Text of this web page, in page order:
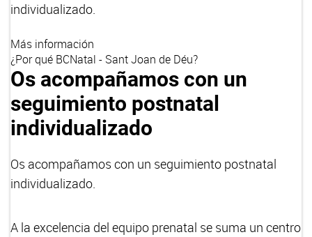
individualizado.
Más información
¿Por qué BCNatal - Sant Joan de Déu?
Os acompañamos con un
seguimiento postnatal
individualizado
Os acompañamos con un seguimiento postnatal
individualizado.
A la excelencia del equipo prenatal se suma un centro